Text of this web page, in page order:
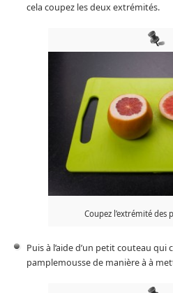
cela coupez les deux extrémités.
Coupez l’extrémité des
Puis à l’aide d’un petit couteau
pamplemousse de manière à à